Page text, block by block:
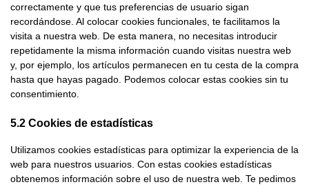
correctamente y que tus preferencias de usuario sigan
recordándose. Al colocar cookies funcionales, te facilitamos la
visita a nuestra web. De esta manera, no necesitas introducir
repetidamente la misma información cuando visitas nuestra web
y, por ejemplo, los artículos permanecen en tu cesta de la compra
hasta que hayas pagado. Podemos colocar estas cookies sin tu
consentimiento.
5.2 Cookies de estadísticas
Utilizamos cookies estadísticas para optimizar la experiencia de la
web para nuestros usuarios. Con estas cookies estadísticas
obtenemos información sobre el uso de nuestra web. Te pedimos